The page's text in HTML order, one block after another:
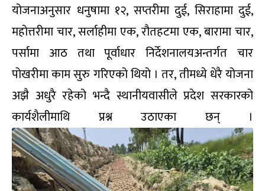
योजनाअनुसार धनुषामा १२, सप्तरीमा दुई, सिराहामा दुई,
महोत्तरीमा चार, सर्लाहीमा एक, रौतहटमा एक, बारामा चार,
पर्सामा आठ तथा पूर्वाधार निर्देशनालयअन्तर्गत चार
पोखरीमा काम सुरु गरिएको थियो । तर, तीमध्ये धेरै योजना
अझै अधुरै रहेको भन्दै स्थानीयवासीले प्रदेश सरकारको
कार्यशैलीमाथि प्रश्न उठाएका छन् ।